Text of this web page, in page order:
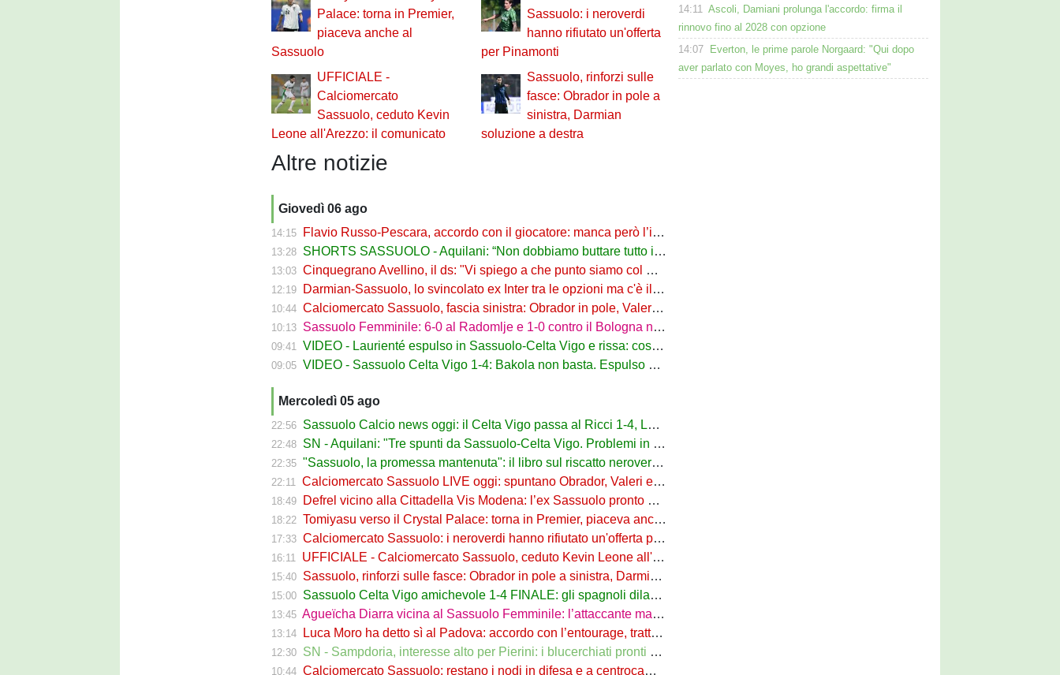
Palace: torna in Premier,
piaceva anche al
Sassuolo
Sassuolo: i neroverdi
hanno rifiutato un'offerta
per Pinamonti
UFFICIALE -
Calciomercato
Sassuolo, ceduto Kevin
Leone all'Arezzo: il comunicato
Sassuolo, rinforzi sulle
fasce: Obrador in pole a
sinistra, Darmian
soluzione a destra
Altre notizie
Giovedì 06 ago
14:15 Flavio Russo-Pescara, accordo con il giocatore: manca però l’intesa con il Sassuolo
13:28 SHORTS SASSUOLO - Aquilani: “Non dobbiamo buttare tutto in vacca”
13:03 Cinquegrano Avellino, il ds: "Vi spiego a che punto siamo col Sassuolo"
12:19 Darmian-Sassuolo, lo svincolato ex Inter tra le opzioni ma c'è il solito Cagliari
10:44 Calciomercato Sassuolo, fascia sinistra: Obrador in pole, Valeri l’alternativa
10:13 Sassuolo Femminile: 6-0 al Radomlje e 1-0 contro il Bologna nelle prime amichevoli
09:41 VIDEO - Laurienté espulso in Sassuolo-Celta Vigo e rissa: cosa è successo
09:05 VIDEO - Sassuolo Celta Vigo 1-4: Bakola non basta. Espulso Laurienté
Mercoledì 05 ago
22:56 Sassuolo Calcio news oggi: il Celta Vigo passa al Ricci 1-4, Laurienté espulso
22:48 SN - Aquilani: "Tre spunti da Sassuolo-Celta Vigo. Problemi in difesa, lì non sto allenando"
22:35 "Sassuolo, la promessa mantenuta": il libro sul riscatto neroverde su Amazon e in libreria
22:11 Calciomercato Sassuolo LIVE oggi: spuntano Obrador, Valeri e Darmian per la difesa
18:49 Defrel vicino alla Cittadella Vis Modena: l’ex Sassuolo pronto a scendere in Serie D
18:22 Tomiyasu verso il Crystal Palace: torna in Premier, piaceva anche al Sassuolo
17:33 Calciomercato Sassuolo: i neroverdi hanno rifiutato un'offerta per Pinamonti
16:11 UFFICIALE - Calciomercato Sassuolo, ceduto Kevin Leone all'Arezzo: il comunicato
15:40 Sassuolo, rinforzi sulle fasce: Obrador in pole a sinistra, Darmian soluzione a destra
15:00 Sassuolo Celta Vigo amichevole 1-4 FINALE: gli spagnoli dilagano nel finale
13:45 Agueïcha Diarra vicina al Sassuolo Femminile: l’attaccante maliana a parametro zero dal PSG
13:14 Luca Moro ha detto sì al Padova: accordo con l’entourage, trattativa con il Sassuolo in corso
12:30 SN - Sampdoria, interesse alto per Pierini: i blucerchiati pronti a riprovarci a fine calciomercato
10:44 Calciomercato Sassuolo: restano i nodi in difesa e a centrocampo. Occhio alle uscite
14:11 Ascoli, Damiani prolunga l'accordo: firma il
rinnovo fino al 2028 con opzione
14:07
Everton, le prime parole Norgaard: "Qui dopo
aver parlato con Moyes, ho grandi aspettative"